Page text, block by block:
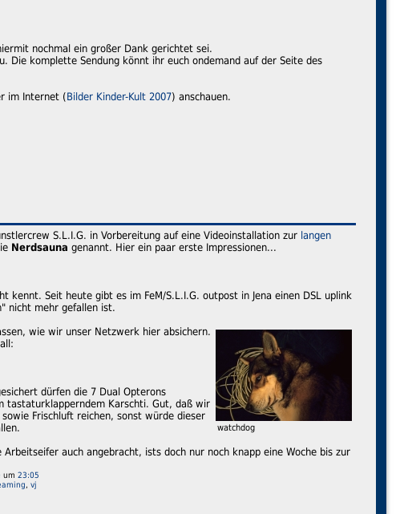
nochmal ein großer Dank gerichtet sei.
Die komplette Sendung könnt ihr euch ondemand auf der Seite des
im Internet (Bilder Kinder-Kult 2007) anschauen.
S.L.I.G. in Vorbereitung auf eine Videoinstallation zur langen
Nerdsauna genannt. Hier ein paar erste Impressionen...
kennt. Seit heute gibt es im FeM/S.L.I.G. outpost in Jena einen DSL uplink
nicht mehr gefallen ist.
watchdog
wie wir unser Netzwerk hier absichern.
dürfen die 7 Dual Opterons
tastaturklapperndem Karschti. Gut, daß wir
Frischluft reichen, sonst würde dieser
auch angebracht, ists doch nur noch knapp eine Woche bis zur
um 23:05
, vj